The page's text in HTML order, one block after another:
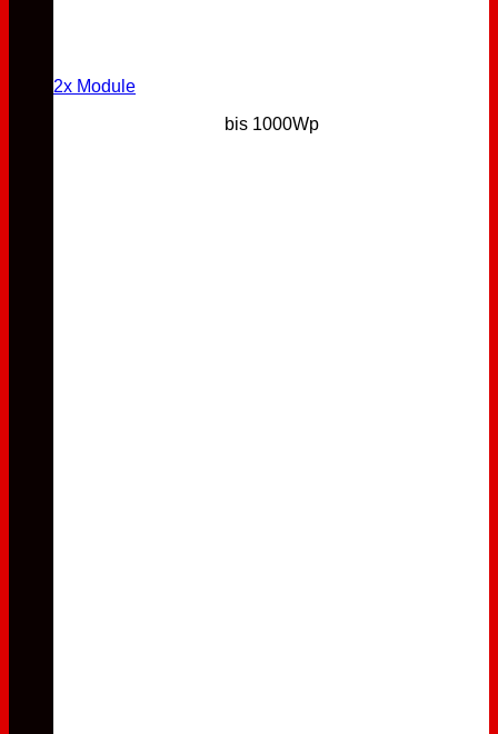
2x Module
bis 1000Wp